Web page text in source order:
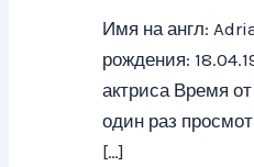
Имя на англ:
рождения:
актриса Время
один раз
[…]